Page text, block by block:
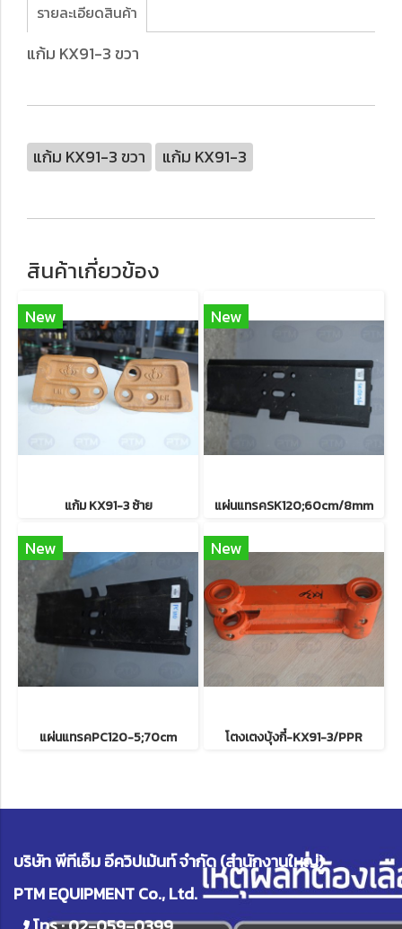
รายละเอียดสินค้า
แก้ม KX91-3 ขวา
แก้ม KX91-3 ขวา แก้ม KX91-3
สินค้าเกี่ยวข้อง
New
แก้ม KX91-3 ซ้าย
New
แผ่นแทรคSK120;60cm/8mm
New
แผ่นแทรคPC120-5;70cm
New
โตงเตงบุ้งกี๋-KX91-3/PPR
บริษัท พีทีเอ็ม อีควิปเม้นท์ จำกัด (สำนักงานใหญ่)
PTM EQUIPMENT Co., Ltd.